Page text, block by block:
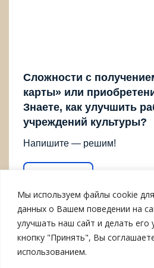
Мы используем файлы cookie
данных о Вашем поведении на
улучшать наш сайт и делать
кнопку "Принять", Вы
использованием.
Сложности с
карты» или
Знаете, как улучшить
учреждений культуры?
Напишите — решим!
©www.suvorovmuseum.ru| 2014-
All rights reserved |